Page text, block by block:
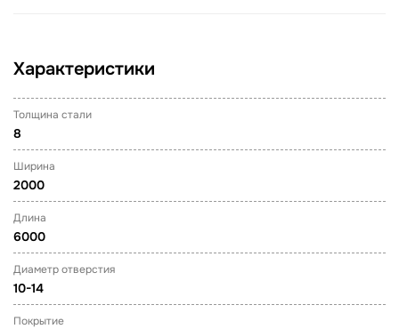
Характеристики
Толщина стали
8
Ширина
2000
Длина
6000
Диаметр отверстия
10-14
Покрытие